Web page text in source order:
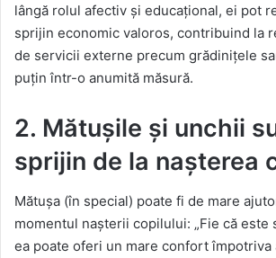
lângă rolul afectiv și educațional, ei pot
sprijin economic valoros, contribuind la
de servicii externe precum grădinițele
puțin într-o anumită măsură.
2. Mătușile și unchii
sprijin de la nașterea
Mătușa (în special) poate fi de mare
momentul nașterii copilului: „Fie că este
ea poate oferi un mare confort împotriva